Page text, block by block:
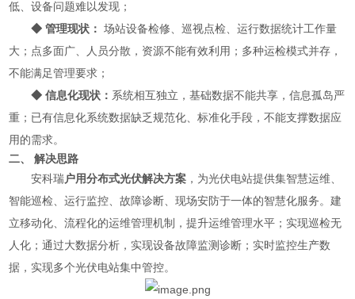
低、设备问题难以发现；
◆ 管理现状：场站设备检修、巡视点检、运行数据统计工作量
大；点多面广、人员分散，资源不能有效利用；多种运检模式并存，
不能满足管理要求；
◆ 信息化现状： 系统相互独立，基础数据不能共享，信息孤岛严
重；已有信息化系统数据缺乏规范化、标准化手段，不能支撑数据应
用的需求。
二、 解决思路
安科瑞户用分布式光伏解决方案 ，为光伏电站提供集智慧运维、
智能巡检、运行监控、故障诊断、现场安防于一体的智慧化服务。建
立移动化、流程化的运维管理机制，提升运维管理水平；实现巡检无
人化；通过大数据分析，实现设备故障监测诊断；实时监控生产数
据，实现多个光伏电站集中管控。